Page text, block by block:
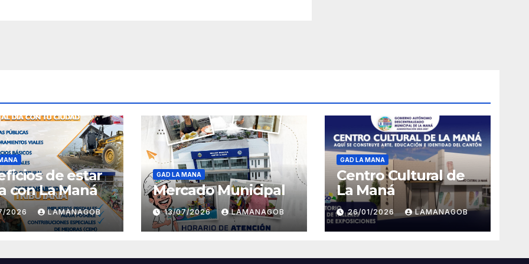
de estar
con La Maná
2026 LAMANAGOB
GAD LA MANA
Mercado Municipal
13/07/2026 LAMANAGOB
GAD LA MANA
Centro Cultural de
La Maná
26/01/2026 LAMANAGOB